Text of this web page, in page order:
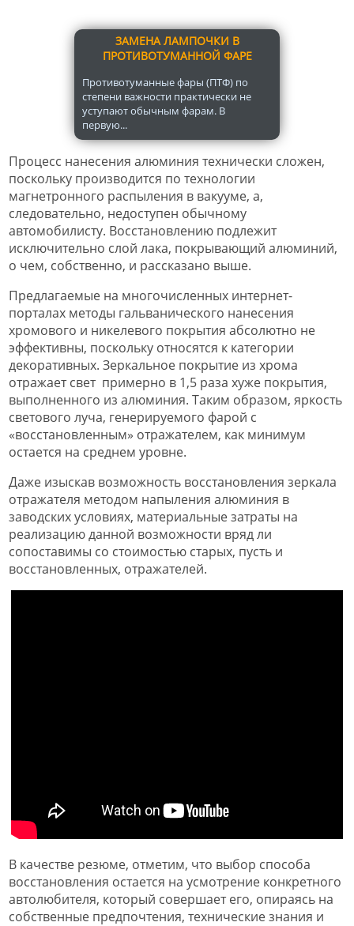
ЗАМЕНА ЛАМПОЧКИ В
ПРОТИВОТУМАННОЙ ФАРЕ
Противотуманные фары (ПТФ) по
степени важности практически не
уступают обычным фарам. В
первую...
Процесс нанесения алюминия технически сложен,
поскольку производится по технологии
магнетронного распыления в вакууме, а,
следовательно, недоступен обычному
автомобилисту. Восстановлению подлежит
исключительно слой лака, покрывающий алюминий,
о чем, собственно, и рассказано выше.
Предлагаемые на многочисленных интернет-
порталах методы гальванического нанесения
хромового и никелевого покрытия абсолютно не
эффективны, поскольку относятся к категории
декоративных. Зеркальное покрытие из хрома
отражает свет примерно в 1,5 раза хуже покрытия,
выполненного из алюминия. Таким образом, яркость
светового луча, генерируемого фарой с
«восстановленным» отражателем, как минимум
остается на среднем уровне.
Даже изыскав возможность восстановления зеркала
отражателя методом напыления алюминия в
заводских условиях, материальные затраты на
реализацию данной возможности вряд ли
сопоставимы со стоимостью старых, пусть и
восстановленных, отражателей.
В качестве резюме, отметим, что выбор способа
восстановления остается на усмотрение конкретного
автолюбителя, который совершает его, опираясь на
собственные предпочтения, технические знания и